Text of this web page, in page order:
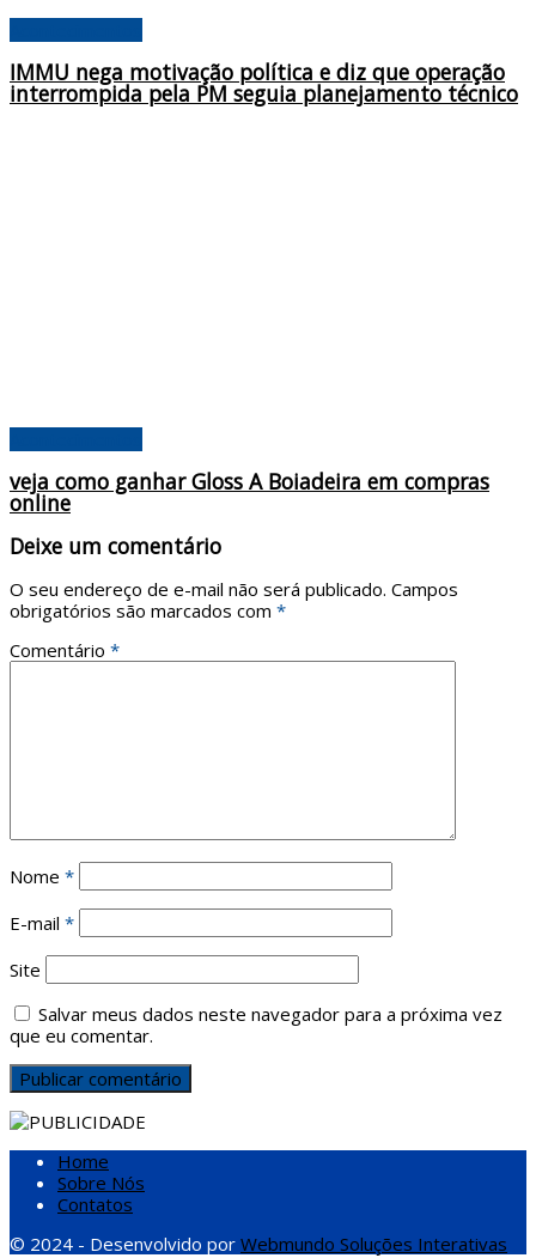
IMMU nega motivação política e diz que operação
interrompida pela PM seguia planejamento técnico
veja como ganhar Gloss A Boiadeira em compras
online
Deixe um comentário
O seu endereço de e-mail não será publicado. Campos
obrigatórios são marcados com *
Comentário *
Nome *
E-mail *
Site
Salvar meus dados neste navegador para a próxima vez
que eu comentar.
Home
Sobre Nós
Contatos
© 2024 - Desenvolvido por Webmundo Soluções Interativas